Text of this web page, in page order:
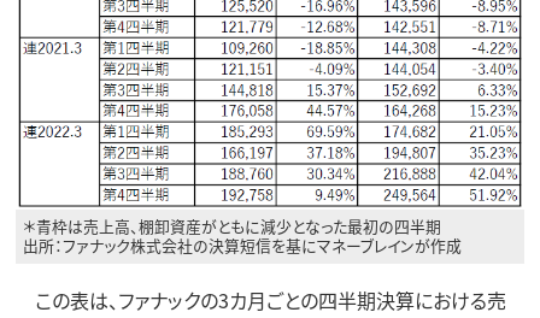
＊青枠は売上高、棚卸資産がともに減少となった最初の四半期
出所：ファナック株式会社の決算短信を基にマネーブレインが作成
この表は、ファナックの3カ月ごとの四半期決算における売